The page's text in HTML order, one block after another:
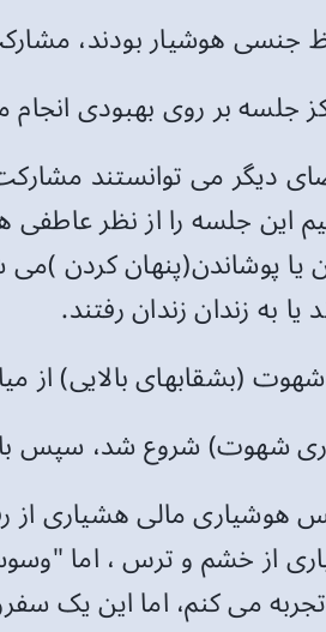
جلسه بر روی بهبودی
اعضا باهوشیاری بیشتر از ۳۰ روز،
جلسه را از نظر عاطفی
یا پوشاندن(پنهان کردن
به زندان زندان رفتند.
(بشقابهای بالایی) از
شهوت) شروع شد، سپس
مالی هشیاری از
از خشم و ترس ، اما
می کنم، اما این یک